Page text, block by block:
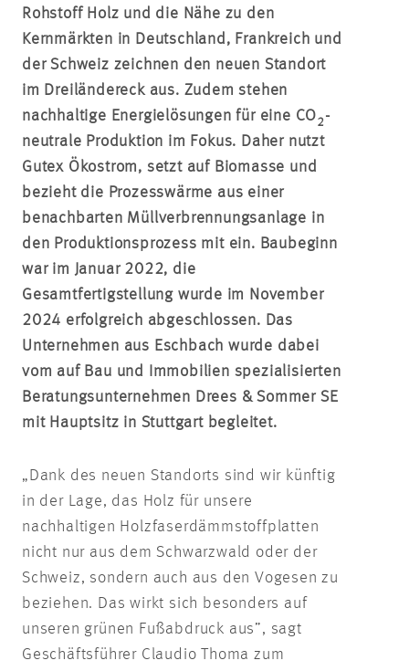
Rohstoff Holz und die Nähe zu den
Kernmärkten in Deutschland, Frankreich und
der Schweiz zeichnen den neuen Standort
im Dreiländereck aus. Zudem stehen
nachhaltige Energielösungen für eine CO2 -
neutrale Produktion im Fokus. Daher nutzt
Gutex Ökostrom, setzt auf Biomasse und
bezieht die Prozesswärme aus einer
benachbarten Müllverbrennungsanlage in
den Produktionsprozess mit ein. Baubeginn
war im Januar 2022, die
Gesamtfertigstellung wurde im November
2024 erfolgreich abgeschlossen. Das
Unternehmen aus Eschbach wurde dabei
vom auf Bau und Immobilien spezialisierten
Beratungsunternehmen Drees & Sommer SE
mit Hauptsitz in Stuttgart begleitet.
„Dank des neuen Standorts sind wir künftig
in der Lage, das Holz für unsere
nachhaltigen Holzfaserdämmstoffplatten
nicht nur aus dem Schwarzwald oder der
Schweiz, sondern auch aus den Vogesen zu
beziehen. Das wirkt sich besonders auf
unseren grünen Fußabdruck aus”, sagt
Geschäftsführer Claudio Thoma zum